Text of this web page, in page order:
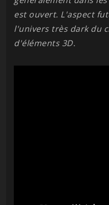
est ouvert. L'aspect
l'univers très dark du
d'éléments 3D.